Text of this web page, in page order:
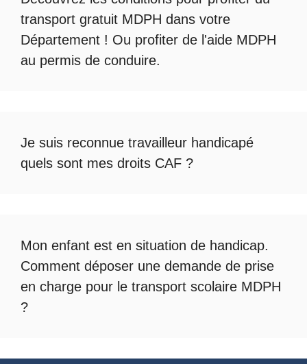
transport gratuit MDPH dans votre
Département ! Ou profiter de l'aide MDPH
au permis de conduire.
Je suis reconnue travailleur handicapé
quels sont mes droits CAF ?
Mon enfant est en situation de handicap.
Comment déposer une demande de prise
en charge pour le transport scolaire MDPH
?